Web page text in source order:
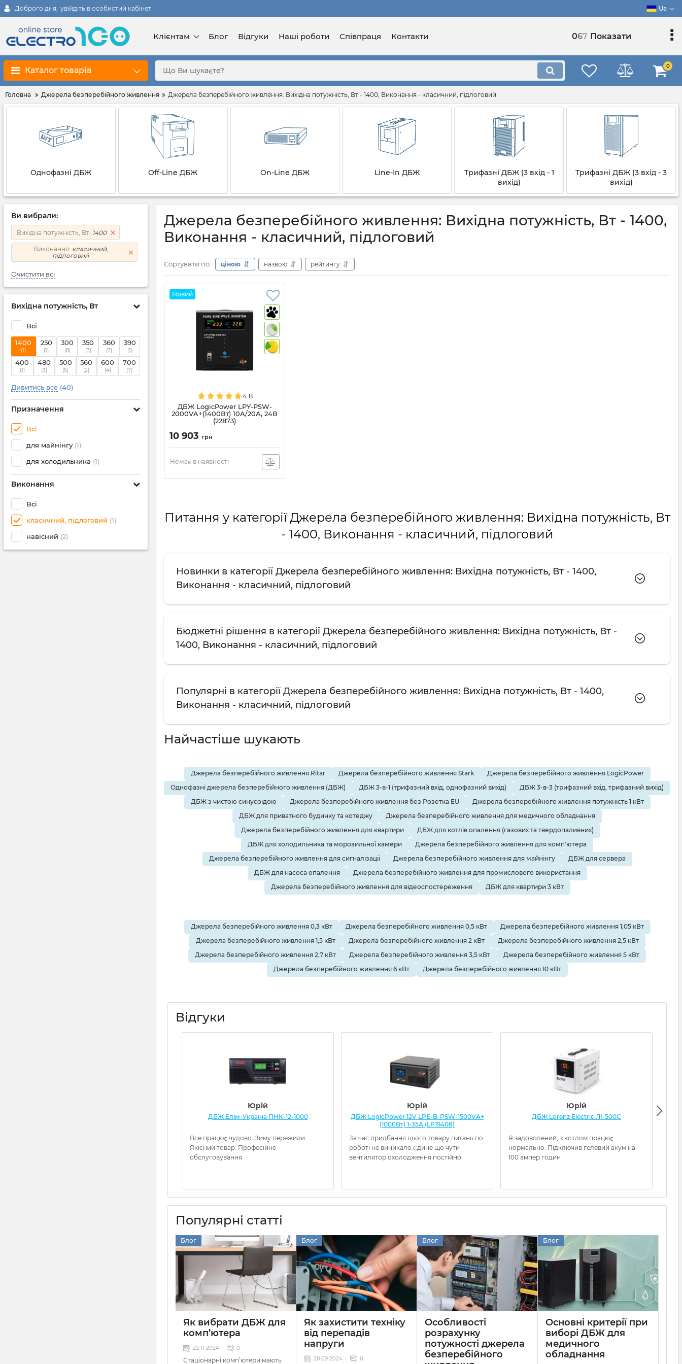
Доброго дня, увійдіть в особистий кабінет Ua
Клієнтам Блог Відгуки Наші роботи Співпраця Контакти 067 Показати
Каталог товарів 0
Головна Джерела безперебійного живлення Джерела безперебійного живлення: Вихідна потужність, Вт - 1400, Виконання - класичний, підлоговий
Однофазні ДБЖ Off-Line ДБЖ On-Line ДБЖ Line-In ДБЖ
Трифазні ДБЖ (3 вхід - 1
вихід)
Трифазні ДБЖ (3 вхід - 3
вихід)
Ви вибрали:
Вихідна потужність, Вт: 1400
Виконання: класичний,
підлоговий
Очистити всі
Вихідна потужність, Вт
Всі
1400
(1)
250
(1)
300
(8)
350
(3)
360
(7)
390
(1)
400
(1)
480
(3)
500
(5)
560
(2)
600
(4)
700
(7)
Дивитись все (40)
Призначення
Всі
для майнінгу (1)
для холодильника (1)
Виконання
Всі
класичний, підлоговий (1)
навісний (2)
Джерела безперебійного живлення: Вихідна потужність, Вт - 1400,
Виконання - класичний, підлоговий
Сортувати по: ціною назвою рейтингу
Новий
4.8
ДБЖ LogicPower LPY-PSW-
2000VA+(1400Вт) 10A/20A, 24В
(22873)
10 903 грн
Немає в наявності
Питання у категорії Джерела безперебійного живлення: Вихідна потужність, Вт
- 1400, Виконання - класичний, підлоговий
Новинки в категорії Джерела безперебійного живлення: Вихідна потужність, Вт - 1400,
Виконання - класичний, підлоговий
Бюджетні рішення в категорії Джерела безперебійного живлення: Вихідна потужність, Вт -
1400, Виконання - класичний, підлоговий
Популярні в категорії Джерела безперебійного живлення: Вихідна потужність, Вт - 1400,
Виконання - класичний, підлоговий
Найчастіше шукають
Джерела безперебійного живлення Ritar Джерела безперебійного живлення Stark
Джерела безперебійного живлення LogicPower
Однофазні джерела безперебійного живлення (ДБЖ)
ДБЖ 3-в-1 (трифазний вхід, однофазний вихід)
ДБЖ 3-в-3 (трифазний вхід, трифазний вихід)
ДБЖ з чистою синусоїдою
Джерела безперебійного живлення без Розетка EU
Джерела безперебійного живлення потужність 1 кВт
ДБЖ для приватного будинку та котеджу
Джерела безперебійного живлення для медичного обладнання
Джерела безперебійного живлення для квартири
ДБЖ для котлів опалення (газових та твердопаливних)
ДБЖ для холодильника та морозильної камери
Джерела безперебійного живлення для комп'ютера
Джерела безперебійного живлення для сигналізації
Джерела безперебійного живлення для майнінгу
ДБЖ для сервера
ДБЖ для насоса опалення
Джерела безперебійного живлення для промислового використання
Джерела безперебійного живлення для відеоспостереження
ДБЖ для квартири 3 кВт
Джерела безперебійного живлення 0,3 кВт Джерела безперебійного живлення 0,5 кВт
Джерела безперебійного живлення 1,05 кВт
Джерела безперебійного живлення 1,5 кВт
Джерела безперебійного живлення 2 кВт
Джерела безперебійного живлення 2,5 кВт
Джерела безперебійного живлення 2,7 кВт
Джерела безперебійного живлення 3,5 кВт
Джерела безперебійного живлення 5 кВт
Джерела безперебійного живлення 6 кВт
Джерела безперебійного живлення 10 кВт
Відгуки
Юрій
ДБЖ Елім-Україна ПНК-12-1000
Все працює чудово. Зиму пережили.
Якісний товар. Професійне
обслуговування.
Юрій
ДБЖ LogicPower 12V LPE-B-PSW-1500VA+
(1000Вт) 1-35A (LP19408)
За час придбання цього товару питань по
роботі не виникало.Єдине що чути
вентилятор охолодження постійно.
Юрій
ДБЖ Lorenz Electric ЛІ-500С
Я задоволений, з котлом працює
нормально. Підключив гелевий акум на
100 ампер годин
Популярні статті
Блог
Як вибрати ДБЖ для
комп’ютера
22 11 2024 0
Стаціонарні комп’ютери мають
Блог
Як захистити техніку
від перепадів
напруги
28 09 2024 0
Блог
Особливості
розрахунку
потужності джерела
безперебійного
Блог
Основні критерії при
виборі ДБЖ для
медичного
обладнання